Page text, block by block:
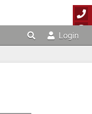
Login